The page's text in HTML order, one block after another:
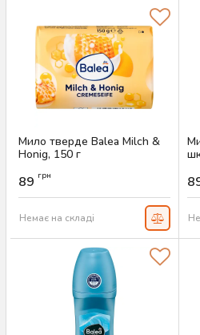
Мило тверде Balea Milch &
Honig, 150 г
89 грн
Немає на складі